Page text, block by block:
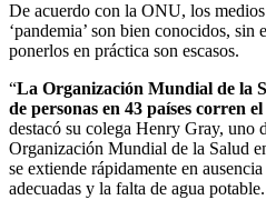
De acuerdo con la ONU, los
‘pandemia’ son bien conocidos, sin
ponerlos en práctica son escasos.
“La Organización Mundial de la
de personas en 43 países corren
destacó su colega Henry Gray, uno
Organización Mundial de la Salud
se extiende rápidamente en
adecuadas y la falta de agua potable.